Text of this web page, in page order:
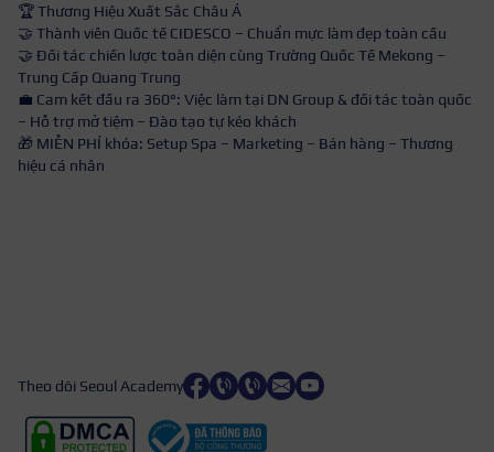
🏆 Thương Hiệu Xuất Sắc Châu Á
🤝 Thành viên Quốc tế CIDESCO – Chuẩn mực làm đẹp toàn cầu
🤝 Đối tác chiến lược toàn diện cùng Trường Quốc Tế Mekong –
Trung Cấp Quang Trung
💼 Cam kết đầu ra 360°: Việc làm tại DN Group & đối tác toàn quốc
– Hỗ trợ mở tiệm – Đào tạo tự kéo khách
🎁 MIỄN PHÍ khóa: Setup Spa – Marketing – Bán hàng – Thương
hiệu cá nhân
Theo dõi Seoul Academy